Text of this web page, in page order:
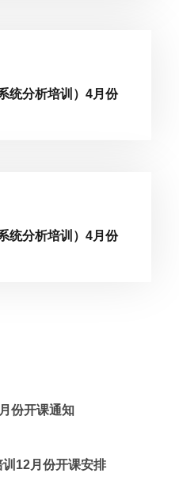
统分析培训）4月份
统分析培训）4月份
份开课通知
12月份开课安排